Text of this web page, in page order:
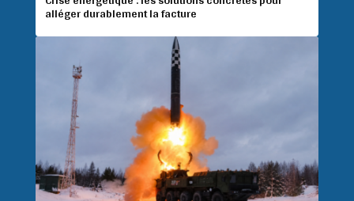
alléger durablement la facture